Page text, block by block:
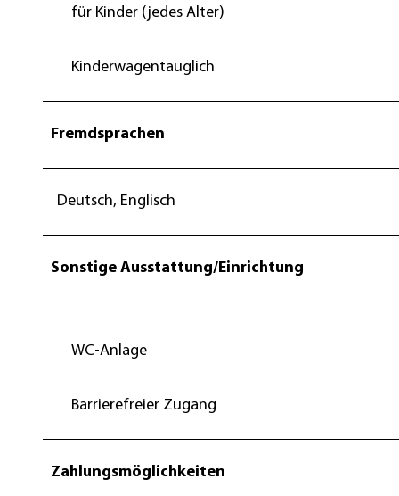
für Kinder (jedes Alter)
Kinderwagentauglich
Fremdsprachen
Deutsch, Englisch
Sonstige Ausstattung/Einrichtung
WC-Anlage
Barrierefreier Zugang
Zahlungsmöglichkeiten